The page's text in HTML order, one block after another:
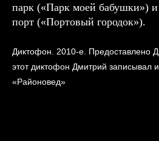
парк («Парк моей бабушки»)
порт («Портовый городок»).
Диктофон. 2010-е. Предоставлено
этот диктофон Дмитрий записывал
«Районовед»